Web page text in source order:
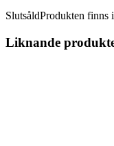
SlutsåldProdukten finns
Liknande